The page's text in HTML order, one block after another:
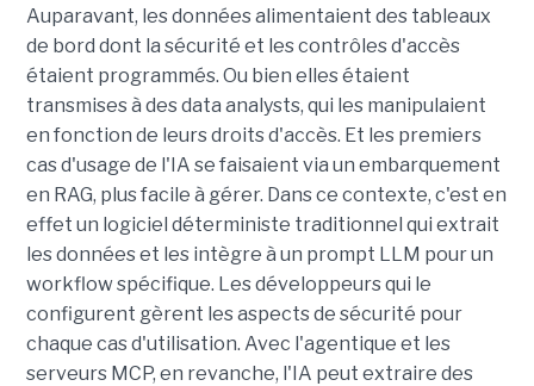
Auparavant, les données alimentaient des tableaux
de bord dont la sécurité et les contrôles d'accès
étaient programmés. Ou bien elles étaient
transmises à des data analysts, qui les manipulaient
en fonction de leurs droits d'accès. Et les premiers
cas d'usage de l'IA se faisaient via un embarquement
en RAG, plus facile à gérer. Dans ce contexte, c'est en
effet un logiciel déterministe traditionnel qui extrait
les données et les intègre à un prompt LLM pour un
workflow spécifique. Les développeurs qui le
configurent gèrent les aspects de sécurité pour
chaque cas d'utilisation. Avec l'agentique et les
serveurs MCP, en revanche, l'IA peut extraire des